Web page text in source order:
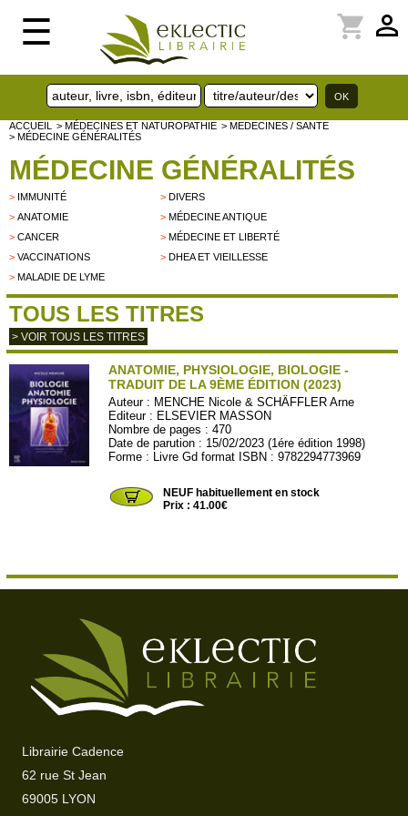
☰ perm_identity
shopping_cart
ACCUEIL > MÉDECINES ET NATUROPATHIE > MEDECINES / SANTE
> MÉDECINE GÉNÉRALITÉS
MÉDECINE GÉNÉRALITÉS
> IMMUNITÉ >DIVERS
> ANATOMIE >MÉDECINE ANTIQUE
> CANCER >MÉDECINE ET LIBERTÉ
> VACCINATIONS >DHEA ET VIEILLESSE
> MALADIE DE LYME
TOUS LES TITRES
> VOIR TOUS LES TITRES
ANATOMIE, PHYSIOLOGIE, BIOLOGIE -
TRADUIT DE LA 9ÈME ÉDITION (2023)
Auteur : MENCHE Nicole & SCHÄFFLER Arne
Editeur : ELSEVIER MASSON
Nombre de pages : 470
Date de parution : 15/02/2023 (1ére édition 1998)
Forme : Livre Gd format ISBN : 9782294773969
NEUF habituellement en stock
Prix : 41.00€
Librairie Cadence
62 rue St Jean
69005 LYON